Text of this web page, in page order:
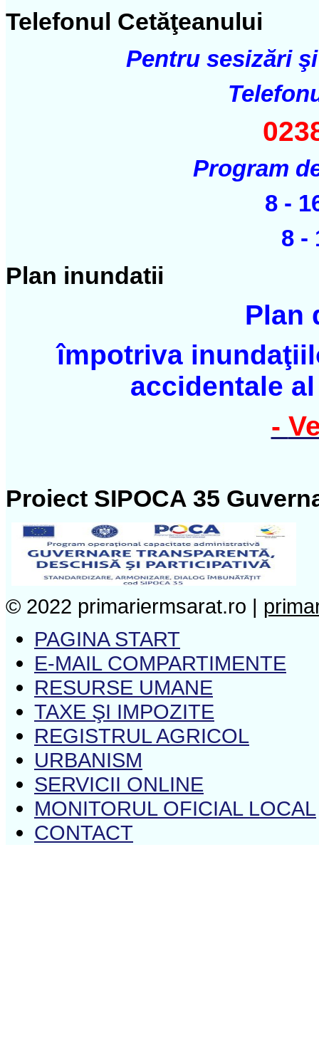
Telefonul Cetăţeanului
Pentru sesizări
Program
8 -
8 -
Plan inundatii
Plan
împotriva
accidentale
-
Proiect SIPOCA 35
© 2022 primariermsarat.ro |
PAGINA START
E-MAIL COMPARTIMENTE
RESURSE UMANE
TAXE ŞI IMPOZITE
REGISTRUL AGRICOL
URBANISM
SERVICII ONLINE
MONITORUL OFICIAL LOCAL
CONTACT